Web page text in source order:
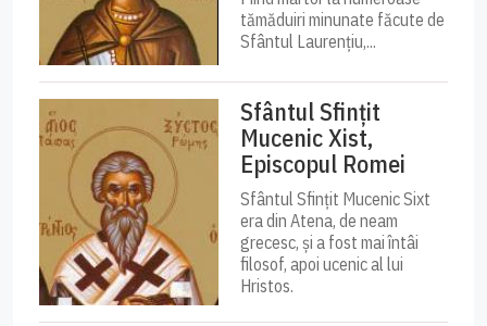
tămăduiri minunate făcute de
Sfântul Laurențiu,...
Sfântul Sfințit
Mucenic Xist,
Episcopul Romei
Sfântul Sfințit Mucenic Sixt
era din Atena, de neam
grecesc, și a fost mai întâi
filosof, apoi ucenic al lui
Hristos.